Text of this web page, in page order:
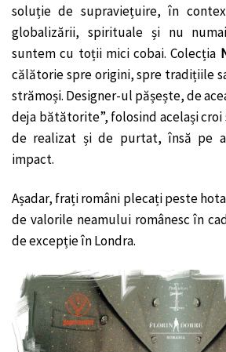
soluție de supraviețuire, în
globalizării, spirituale și nu
suntem cu toții mici cobai. Colecția
călătorie spre origini, spre tradițiile
strămoși. Designer-ul pășește, de
deja bătătorite”, folosind același
de realizat și de purtat, însă pe
impact.
Așadar, frați români plecați peste
de valorile neamului românesc în
de excepție în Londra.